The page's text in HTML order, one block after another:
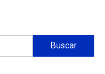
Buscar: